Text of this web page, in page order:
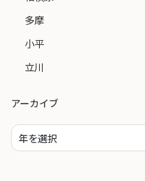
多摩
小平
立川
アーカイブ